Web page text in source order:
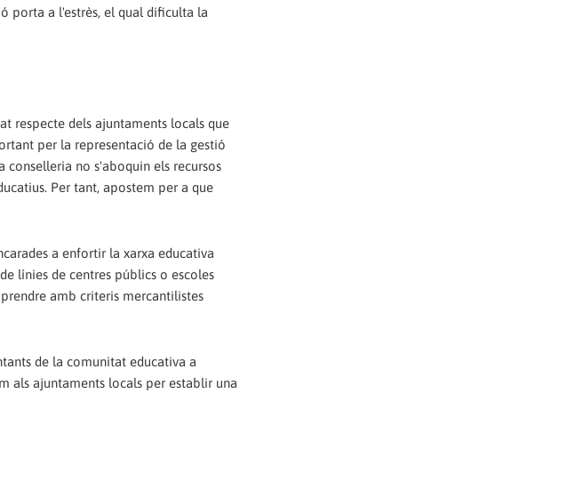
porta a l'estrès, el qual dificulta la
respecte dels ajuntaments locals que
per la representació de la gestió
no s'aboquin els recursos
Per tant, apostem per a que
a enfortir la xarxa educativa
línies de centres públics o escoles
amb criteris mercantilistes
de la comunitat educativa a
als ajuntaments locals per establir una